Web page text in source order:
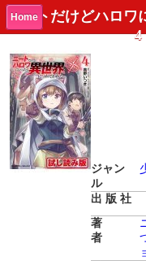
Home
ニートだけどハロワ
4
ジャン
ル
出 版 社
著
者